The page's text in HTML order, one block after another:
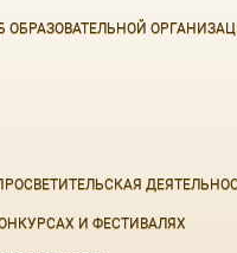
ОБРАЗОВАТЕЛЬНОЙ
И ФЕСТИВАЛЯХ